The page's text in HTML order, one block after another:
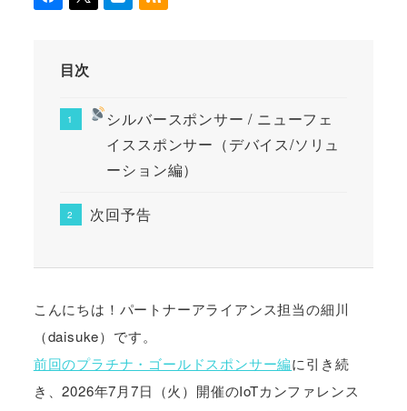
目次
シルバースポンサー / ニューフェ
イススポンサー（デバイス/ソリュ
ーション編）
次回予告
こんにちは！パートナーアライアンス担当の細川
（daisuke）です。
前回のプラチナ・ゴールドスポンサー編に引き続
き、2026年7月7日（火）開催のIoTカンファレンス